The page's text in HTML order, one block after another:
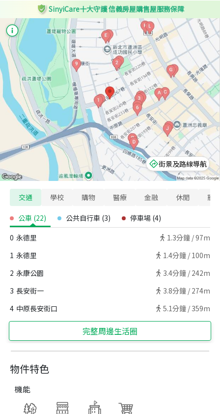
物件特色
機能
SinyiCare十大守護 信義房屋購售屋服務保障
街景及路線導航
交通 學校 購物 醫療 金融 休閒 寵
公車 (22) 公共自行車 (3) 停車場 (4)
0 永德里 1.3分鐘 /97m
1 永德里 1.4分鐘 / 100m
2 永康公園 3.4分鐘 / 242m
3 長安街一 3.8分鐘 / 274m
4 中原長安街口 5.1分鐘 / 359m
完整周邊生活圈